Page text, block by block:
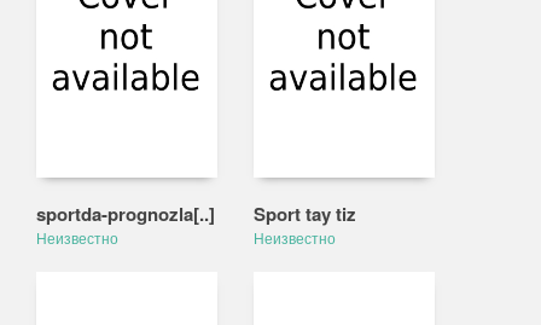
sportda-prognozla[..]
Неизвестно
Sport tay tiz
Неизвестно